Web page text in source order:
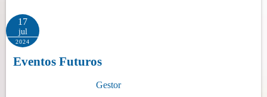
17
jul
2024
Eventos Futuros
Gestor